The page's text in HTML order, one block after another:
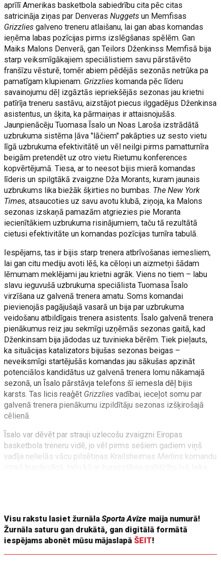
aprīlī Amerikas basketbola sabiedrību cita pēc citas
satricināja ziņas par DenverasNuggetsun Memfisas
Grizzliesgalveno treneru atlaišanu, lai gan abas komandas
ieņēma labas pozīcijas pirms izslēgšanas spēlēm. Gan
Maiks Malons Denverā, gan Teilors Dženkinss Memfisā bija
starp veiksmīgākajiem speciālistiem savu pārstāvēto
franšīzu vēsturē, tomēr abiem pēdējās sezonās netrūka pa
pamatīgam klupienam. Grizzlieskomanda pēc līderu
savainojumu dēļ izgāztās iepriekšējās sezonas jau krietni
patīrīja treneru sastāvu, aizstājot piecus ilggadējus Dženkinsa
asistentus, un šķita, ka pārmaiņas ir attaisnojušās.
Jaunpienācēju Tuomasa Īsalo un Noas Laroša izstrādātā
uzbrukuma sistēma ļāva "lāčiem" pakāpties uz sesto vietu
līgā uzbrukuma efektivitātē un vēl neilgi pirms pamatturnīra
beigām pretendēt uz otro vietu Rietumu konferences
kopvērtējumā. Tiesa, ar to neesot bijis mierā komandas
līderis un spilgtākā zvaigzne Dža Morants, kuram jaunais
uzbrukums lika biežāk šķirties no bumbas. The New York
Times, atsaucoties uz savu avotu klubā, ziņoja, ka Malons
sezonas izskaņā pamazām atgriezies pie Moranta
iecienītākiem uzbrukuma risinājumiem, taču tā rezultātā
cietusi efektivitāte un komandas pozīcijas turnīra tabulā.
Iespējams, tas ir bijis starp trenera atbrīvošanas iemesliem,
lai gan citu mediju avoti lēš, ka cēloņi un aizmetņi šādam
lēmumam meklējami jau krietni agrāk. Viens no tiem – labu
slavu ieguvušā uzbrukuma speciālista Tuomasa Īsalo
virzīšana uz galvenā trenera amatu. Soms komandai
pievienojās pagājušajā vasarā un bija par uzbrukuma
veidošanu atbildīgais trenera asistents. Īsalo galvenā trenera
pienākumus reiz jau sekmīgi uzņēmās sezonas gaitā, kad
Dženkinsam bija jādodas uz tuvinieka bērēm. Tiek pieļauts,
ka situācijas katalizators bijušas sezonas beigas –
neveiksmīgi startējušās komandas jau sākušas apzināt
potenciālos kandidātus uz galvenā trenera lomu nākamajā
sezonā, un Īsalo pārstāvja telefons šī iemesla dēļ bijis
karsts. Tas licis reaģēt Grizzliesvadībai, ieceļot somu par
galvenā trenera pienākumu izpildītāju sezonas izšķirošajā
cēlienā.
Īsalo var dēvēt par strauji uzlecošu zvaigzni Eiropas
basketbola treneru vidē, jo vēl pirms sešiem gadiem viņš
vadīja nelielās vācu pilsētiņas Krailsheimas Merlins komandu
Visu rakstu lasiet žurnālaSporta Avīze maija numurā!
Žurnāla saturu gan drukātā, gan digitālā formātā
iespējams abonēt mūsu mājaslapāŠEIT!